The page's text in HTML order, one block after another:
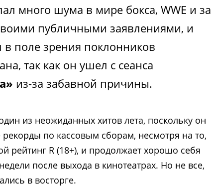
много шума в мире бокса, WWE и за
публичными заявлениями, и
в поле зрения поклонников
так как он ушел с сеанса
из-за забавной причины.
из неожиданных хитов лета, поскольку он
по кассовым сборам, несмотря на то,
рейтинг R (18+), и продолжает хорошо себя
после выхода в кинотеатрах. Но не все,
в восторге.